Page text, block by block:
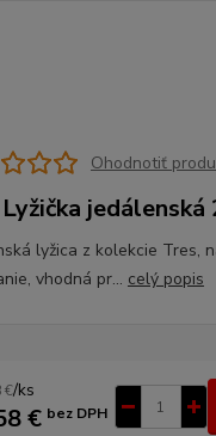
Ohodnotiť
jedálenská
lyžica z kolekcie Tres,
vhodná pr... celý popis
€/ks
€ bez DPH